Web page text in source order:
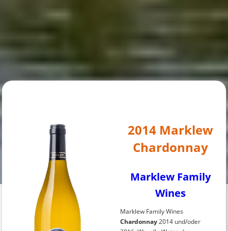
2014 Marklew
Chardonnay
Marklew Family
Wines
Marklew Family Wines
Chardonnay2014 und/oder